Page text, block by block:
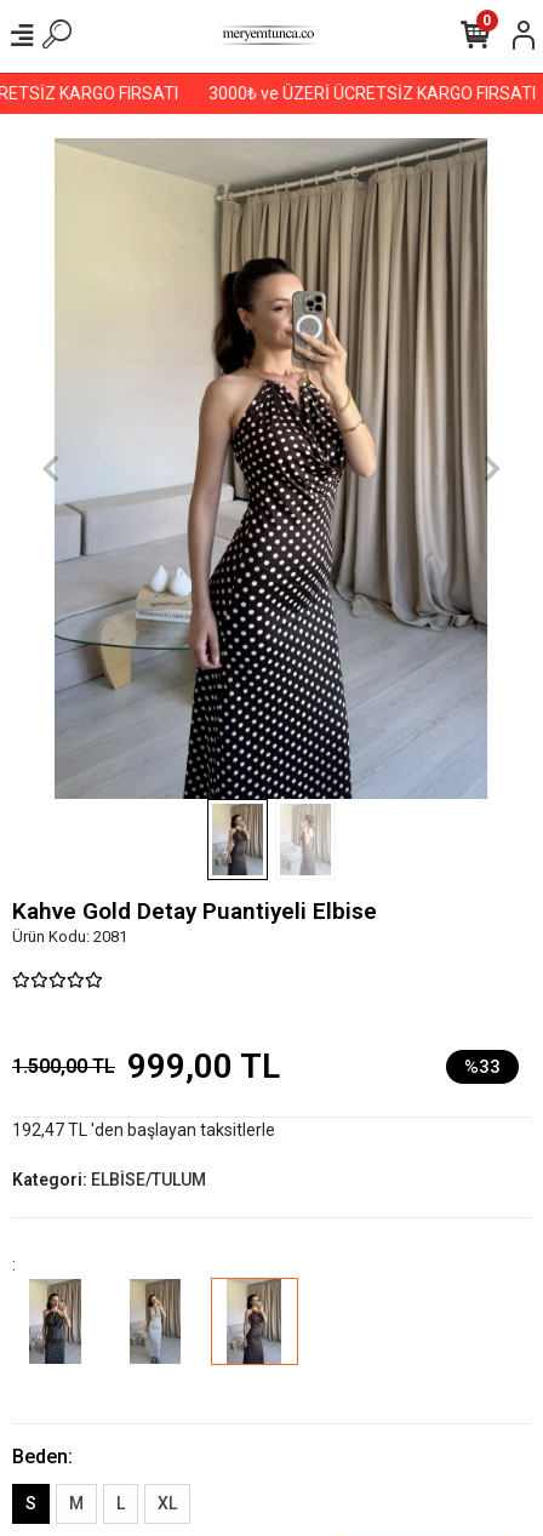
KARGO FIRSATI 3000₺ ve ÜZERİ ÜCRETSİZ KARGO FIRSATI
0
Kahve Gold Detay Puantiyeli Elbise
Ürün Kodu: 2081
1.500,00 TL 999,00 TL %33
192,47 TL 'den başlayan taksitlerle
Kategori: ELBİSE/TULUM
:
Beden:
S M L XL